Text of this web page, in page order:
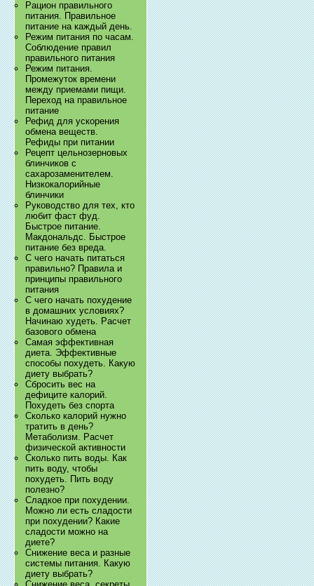
Рацион правильного
питания. Правильное
питание на каждый день.
Режим питания по часам.
Соблюдение правил
правильного питания
Режим питания.
Промежуток времени
между приемами пищи.
Переход на правильное
питание
Рефид для ускорения
обмена веществ.
Рефиды при питании
Рецепт цельнозерновых
блинчиков с
сахарозаменителем.
Низкокалорийные
блинчики
Руководство для тех, кто
любит фаст фуд.
Быстрое питание.
Макдональдс. Быстрое
питание без вреда.
С чего начать питаться
правильно? Правила и
принципы правильного
питания
С чего начать похудение
в домашних условиях?
Начинаю худеть. Расчет
базового обмена
Самая эффективная
диета. Эффективные
способы похудеть. Какую
диету выбрать?
Сбросить вес на
дефиците калорий.
Похудеть без спорта
Сколько калорий нужно
тратить в день?
Метаболизм. Расчет
физической активности
Сколько пить воды. Как
пить воду, чтобы
похудеть. Пить воду
полезно?
Сладкое при похудении.
Можно ли есть сладости
при похудении? Какие
сладости можно на
диете?
Снижение веса и разные
системы питания. Какую
диету выбрать?